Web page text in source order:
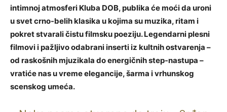
intimnoj atmosferi Kluba DOB, publika će moći da uroni
u svet crno-belih klasika u kojima su muzika, ritam i
pokret stvarali čistu filmsku poeziju. Legendarni plesni
filmovi i pažljivo odabrani inserti iz kultnih ostvarenja –
od raskošnih mjuzikala do energičnih step-nastupa –
vratiće nas u vreme elegancije, šarma i vrhunskog
scenskog umeća.